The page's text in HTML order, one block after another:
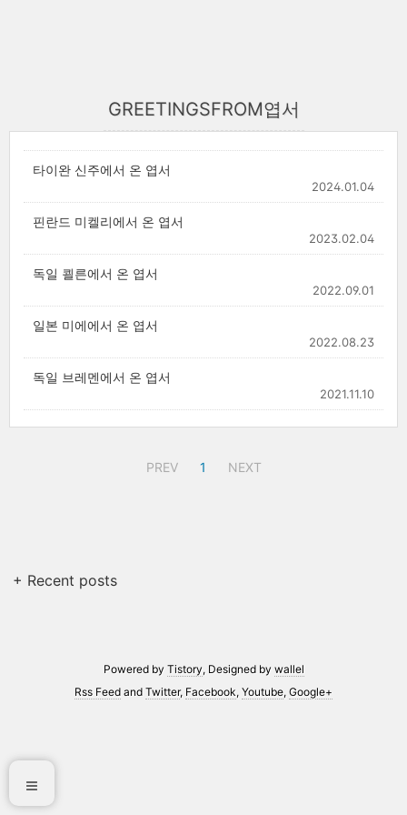
GREETINGSFROM엽서
타이완 신주에서 온 엽서
2024.01.04
핀란드 미켈리에서 온 엽서
2023.02.04
독일 쾰른에서 온 엽서
2022.09.01
일본 미에에서 온 엽서
2022.08.23
독일 브레멘에서 온 엽서
2021.11.10
PREV 1 NEXT
+ Recent posts
Powered by Tistory, Designed by wallel
Rss Feed and Twitter, Facebook, Youtube, Google+